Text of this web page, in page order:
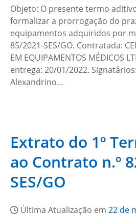
Objeto: O presente termo
formalizar a prorrogação do
equipamentos adquiridos por
85/2021-SES/GO. Contratada:
EM EQUIPAMENTOS MÉDICOS
entrega: 20/01/2022.
Alexandrino…
Extrato do 1º
ao Contrato n.º
SES/GO
Última Atualização em 22 de